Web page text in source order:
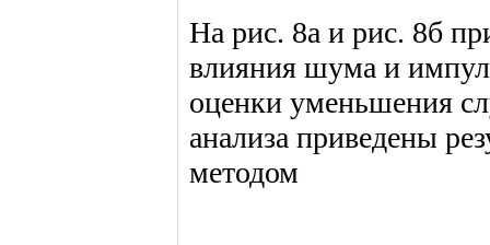
На рис. 8а и рис. 8б
влияния шума и
оценки уменьшения
анализа приведены
методом